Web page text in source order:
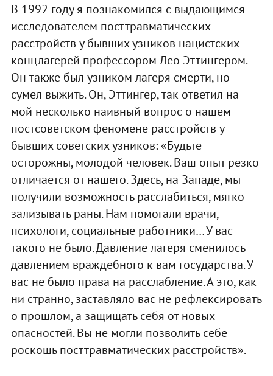
В 1992 году я познакомился с выдающимся
исследователем посттравматических
расстройств у бывших узников нацистских
концлагерей профессором Лео Эттингером.
Он также был узником лагеря смерти, но
сумел выжить. Он, Эттингер, так ответил на
мой несколько наивный вопрос о нашем
постсоветском феномене расстройств у
бывших советских узников: «Будьте
осторожны, молодой человек. Ваш опыт резко
отличается от нашего. Здесь, на Западе, мы
получили возможность расслабиться, мягко
зализывать раны. Нам помогали врачи,
психологи, социальные работники… У вас
такого не было. Давление лагеря сменилось
давлением враждебного к вам государства. У
вас не было права на расслабление. А это, как
ни странно, заставляло вас не рефлексировать
о прошлом, а защищать себя от новых
опасностей. Вы не могли позволить себе
роскошь посттравматических расстройств».